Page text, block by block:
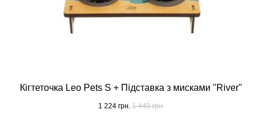
Кігтеточка Leo Pets S + Підставка з мисками "River"
1 224 грн. 1 440 грн.